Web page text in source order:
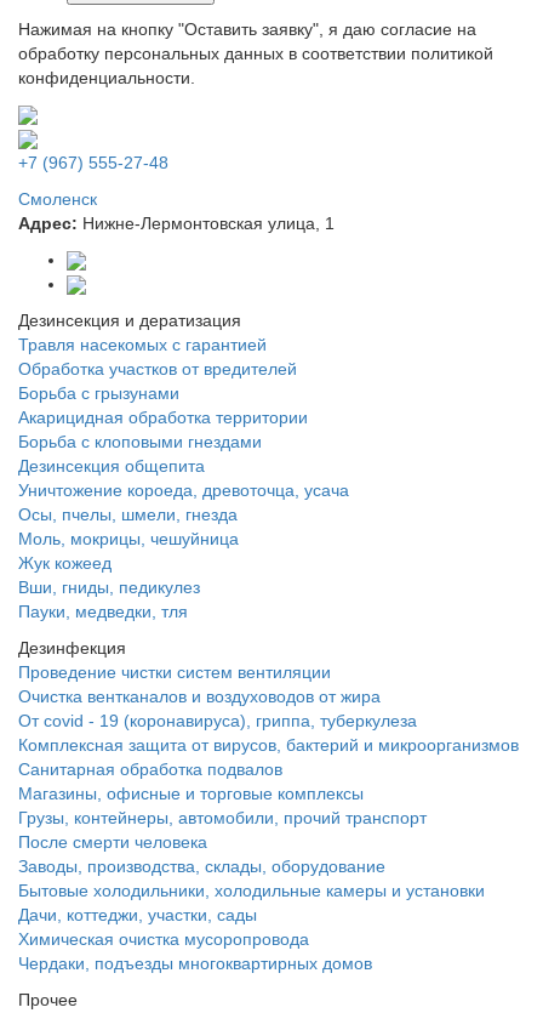
Нажимая на кнопку "Оставить заявку", я даю согласие на
обработку персональных данных в соответствии политикой
конфиденциальности.
+7 (967) 555-27-48
Смоленск
Адрес: Нижне-Лермонтовская улица, 1
Дезинсекция и дератизация
Травля насекомых с гарантией
Обработка участков от вредителей
Борьба с грызунами
Акарицидная обработка территории
Борьба с клоповыми гнездами
Дезинсекция общепита
Уничтожение короеда, древоточца, усача
Осы, пчелы, шмели, гнезда
Моль, мокрицы, чешуйница
Жук кожеед
Вши, гниды, педикулез
Пауки, медведки, тля
Дезинфекция
Проведение чистки систем вентиляции
Очистка вентканалов и воздуховодов от жира
От covid - 19 (коронавируса), гриппа, туберкулеза
Комплексная защита от вирусов, бактерий и микроорганизмов
Санитарная обработка подвалов
Магазины, офисные и торговые комплексы
Грузы, контейнеры, автомобили, прочий транспорт
После смерти человека
Заводы, производства, склады, оборудование
Бытовые холодильники, холодильные камеры и установки
Дачи, коттеджи, участки, сады
Химическая очистка мусоропровода
Чердаки, подъезды многоквартирных домов
Прочее